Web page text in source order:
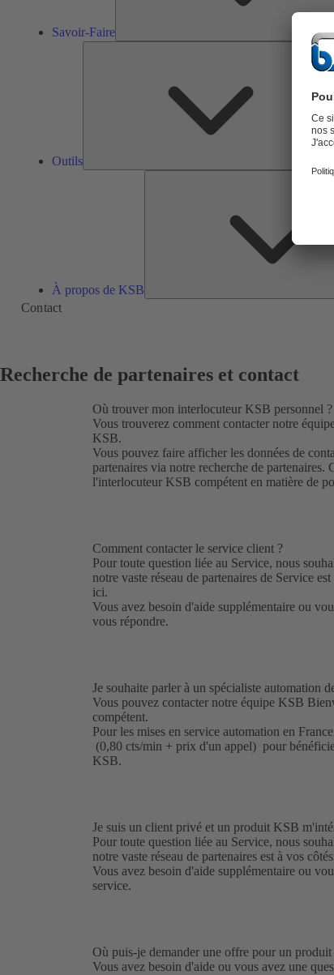
Savoir-Faire
Outils
À propos de KSB
Contact
Recherche de partenaires et contact
Où trouver mon interlocuteur KSB personnel ?
Vous trouverez comment contacter notre
KSB.
Vous pouvez faire afficher les données de
partenaires via notre recherche de
l'interlocuteur KSB compétent en matière de
Comment contacter le service client ?
Pour toute question liée au Service, nous
notre vaste réseau de partenaires de Service
ici.
Vous avez besoin d'aide supplémentaire ou
vous répondre.
Je souhaite parler à un spécialiste automation
Vous pouvez contacter notre équipe KSB
compétent.
Pour les mises en service automation en
(0,80 cts/min + prix d'un appel) pour
KSB.
Je suis un client privé et un produit KSB
Pour toute question liée au Service, nous
notre vaste réseau de partenaires est à vos
Vous avez besoin d'aide supplémentaire ou
service.
Où puis-je demander une offre pour un
Vous avez besoin d'aide ou vous avez une